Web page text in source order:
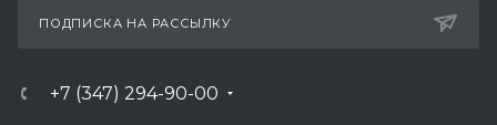
ПОДПИСКА НА РАССЫЛКУ
+7 (347) 294-90-00